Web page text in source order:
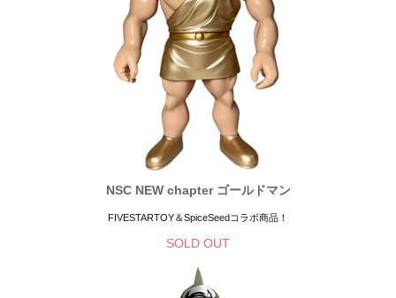
NSC NEW chapter ゴールドマン
FIVESTARTOY＆SpiceSeedコラボ商品！
SOLD OUT